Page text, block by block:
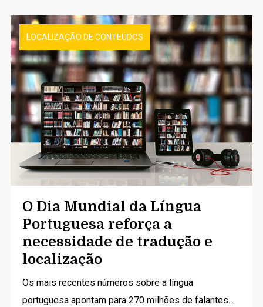
LOCALIZAÇÃO DE CONTEÚDOS
O Dia Mundial da Língua
Portuguesa reforça a
necessidade de tradução e
localização
Os mais recentes números sobre a língua
portuguesa apontam para 270 milhões de falantes...